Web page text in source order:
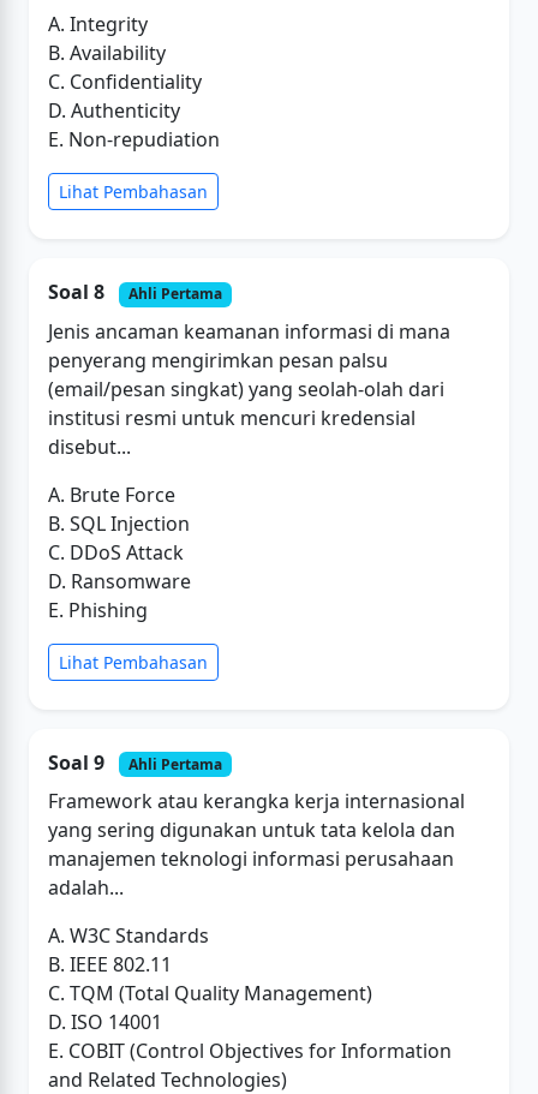
A. Integrity
B. Availability
C. Confidentiality
D. Authenticity
E. Non-repudiation
Lihat Pembahasan
Soal 8 Ahli Pertama
Jenis ancaman keamanan informasi di mana
penyerang mengirimkan pesan palsu
(email/pesan singkat) yang seolah-olah dari
institusi resmi untuk mencuri kredensial
disebut...
A. Brute Force
B. SQL Injection
C. DDoS Attack
D. Ransomware
E. Phishing
Lihat Pembahasan
Soal 9 Ahli Pertama
Framework atau kerangka kerja internasional
yang sering digunakan untuk tata kelola dan
manajemen teknologi informasi perusahaan
adalah...
A. W3C Standards
B. IEEE 802.11
C. TQM (Total Quality Management)
D. ISO 14001
E. COBIT (Control Objectives for Information
and Related Technologies)